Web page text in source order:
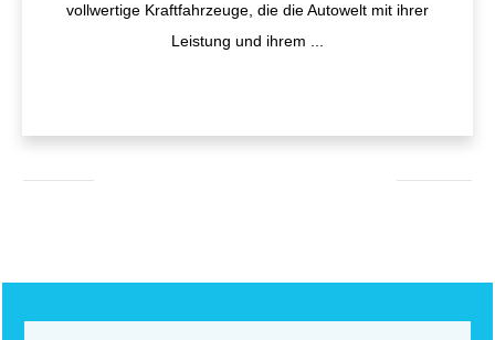
vollwertige Kraftfahrzeuge, die die Autowelt mit ihrer
Leistung und ihrem